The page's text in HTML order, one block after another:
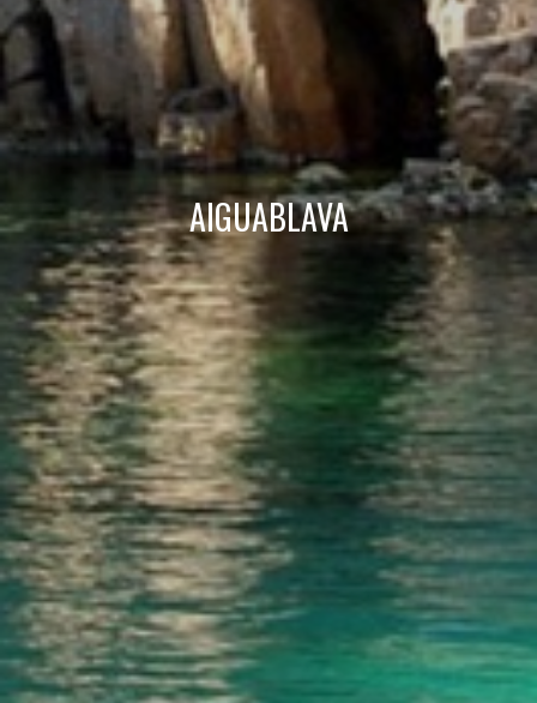
AIGUABLAVA
pouvant, s'il le souhaite, empêcher leur installation sur son
disque dur, même s'il doit garder à l'esprit qu'une telle
action peut entraîner des difficultés de navigation sur le
Analyse et Personnalisation
Ils permettent le suivi et l'analyse du comportement des
utilisateurs de ce site. Les informations collectées via ce
type de cookies sont utilisées pour mesurer l'activité du
Web pour l'élaboration des profils de navigation des
utilisateurs afin d'introduire des améliorations basées sur
l'analyse des données d'utilisation effectuée par les
utilisateurs du service. . Ils nous permettent de
sauvegarder les informations de préférence de l'utilisateur
pour améliorer la qualité de nos services et offrir une
meilleure expérience grâce aux produits recommandés.
Marketing et Publicité
Ces cookies sont utilisés pour stocker des informations sur
les préférences et les choix personnels de l'utilisateur
grâce à l'observation continue de ses habitudes de
navigation. Grâce à eux, nous pouvons connaître les
habitudes de navigation sur le site Web et afficher des
publicités liées au profil de navigation de l'utilisateur.